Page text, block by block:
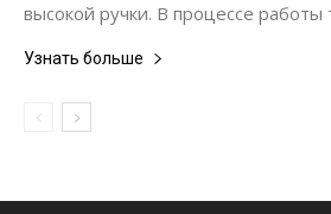
высокой ручки. В процессе работы
Узнать больше